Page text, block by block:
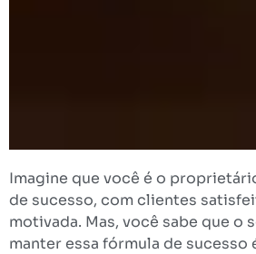
Imagine que você é o
de sucesso, com clientes
motivada. Mas, você sabe que o
manter essa fórmula de sucesso